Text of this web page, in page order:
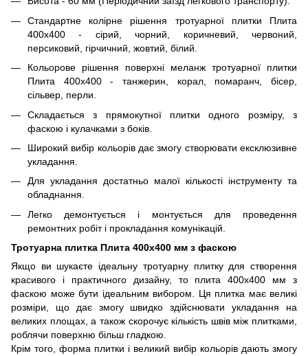
Стандартне колірне рішення тротуарної плитки Плита
400х400 - сірий, чорний, коричневий, червоний,
персиковий, гірчичний, жовтий, білий.
Кольорове рішення поверхні меланж тротуарної плитки
Плита 400х400 - танжерин, корал, помаранч, бісер,
сільвер, перли.
Складається з прямокутної плитки одного розміру, з
фаскою і кулачками з боків.
Широкий вибір кольорів дає змогу створювати ексклюзивне
укладання.
Для укладання достатньо малої кількості інструменту та
обладнання.
Легко демонтується і монтується для проведення
ремонтних робіт і прокладання комунікацій.
Тротуарна плитка Плита 400х400 мм з фаскою
Якщо ви шукаєте ідеальну тротуарну плитку для створення
красивого і практичного дизайну, то плита 400х400 мм з
фаскою може бути ідеальним вибором. Ця плитка має великі
розміри, що дає змогу швидко здійснювати укладання на
великих площах, а також скорочує кількість швів між плитками,
роблячи поверхню більш гладкою.
Крім того, форма плитки і великий вибір кольорів дають змогу